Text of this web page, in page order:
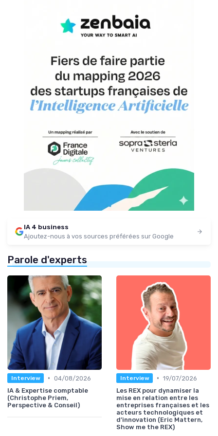
IA 4 business
Ajoutez-nous à vos sources préférées sur Google
Parole d'experts
Interview • 04/08/2026
IA & Expertise comptable
(Christophe Priem,
Perspective & Conseil)
Interview • 19/07/2026
Les REX pour dynamiser la
mise en relation entre les
entreprises françaises et les
acteurs technologiques et
d’innovation (Eric Mattern,
Show me the REX)